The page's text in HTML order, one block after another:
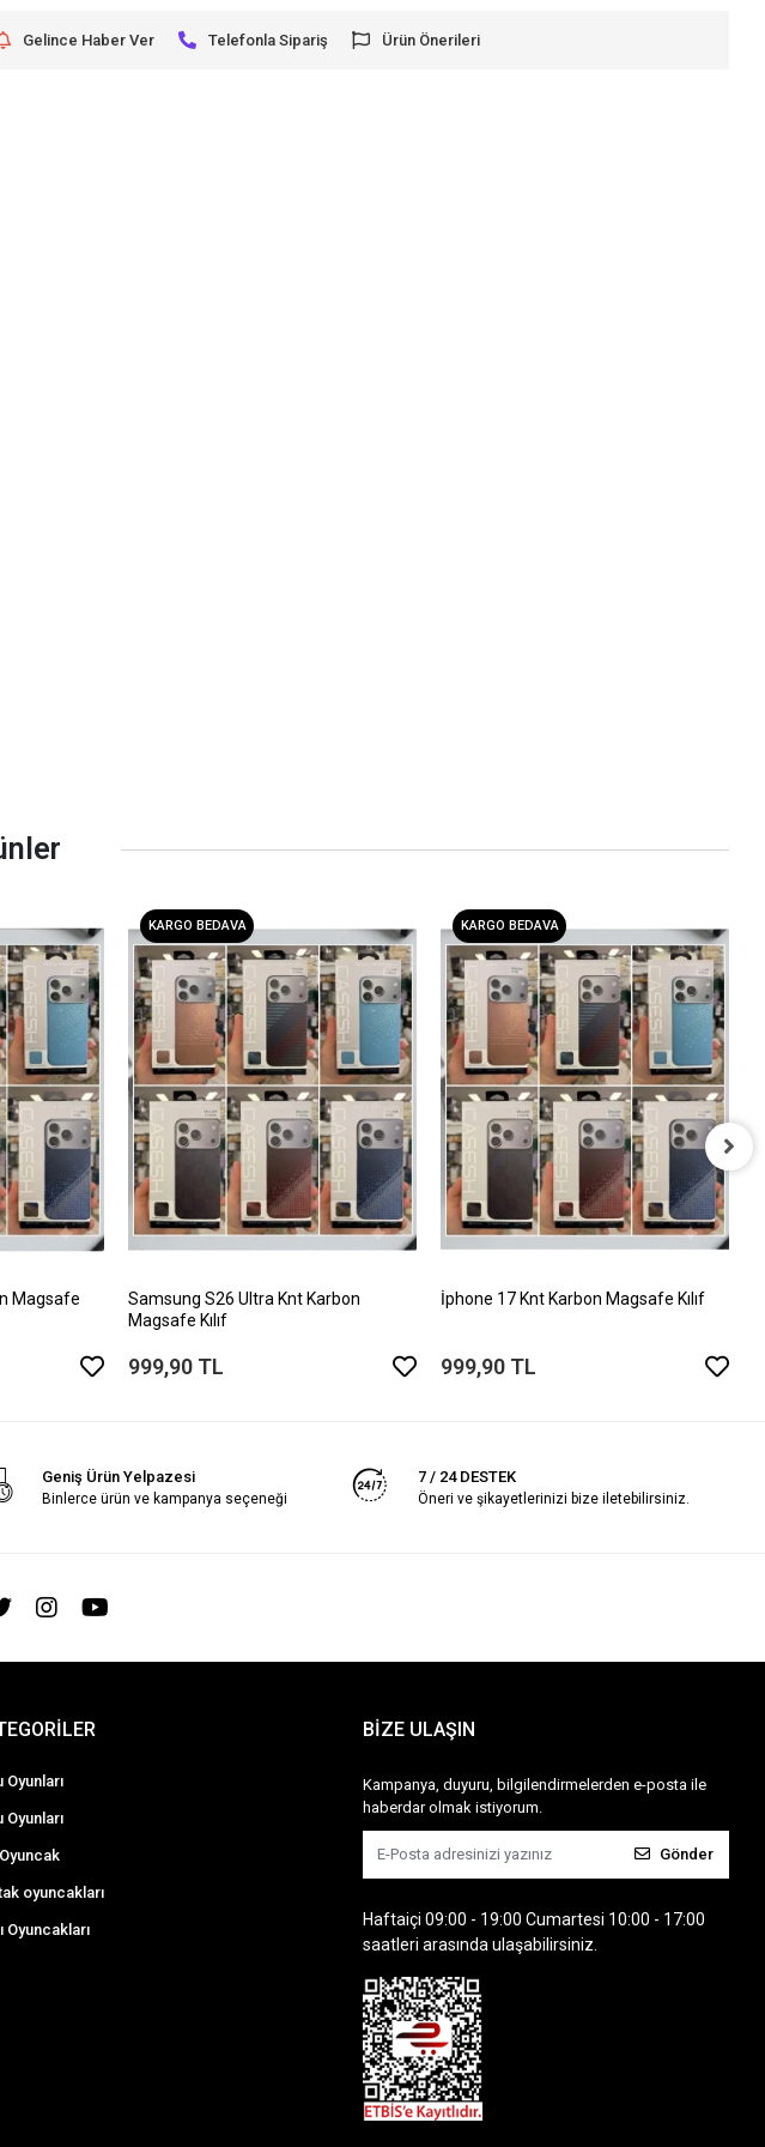
Gelince Haber Ver Telefonla Sipariş Ürün Önerileri
Magsafe
KARGO BEDAVA
Samsung S26 Ultra Knt Karbon
Magsafe Kılıf
999,90 TL
KARGO BEDAVA
İphone 17 Knt Karbon Magsafe Kılıf
999,90 TL
Geniş Ürün Yelpazesi
Binlerce ürün ve kampanya seçeneği
7 / 24 DESTEK
Öneri ve şikayetlerinizi bize iletebilirsiniz.
Oyunları
Oyunları
oyuncakları
Oyuncakları
BİZE ULAŞIN
Kampanya, duyuru, bilgilendirmelerden e-posta ile
haberdar olmak istiyorum.
Gönder
Haftaiçi 09:00 - 19:00 Cumartesi 10:00 - 17:00
saatleri arasında ulaşabilirsiniz.